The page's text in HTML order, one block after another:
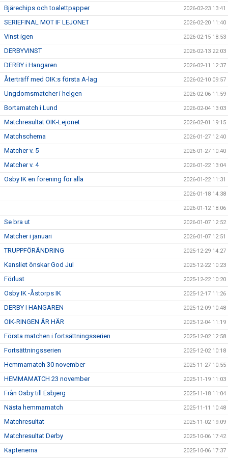
Bjärechips och toalettpapper 2026-02-23 13:41
SERIEFINAL MOT IF LEJONET 2026-02-20 11:40
Vinst igen 2026-02-15 18:53
DERBYVINST 2026-02-13 22:03
DERBY i Hangaren 2026-02-11 12:37
Återträff med OIK:s första A-lag 2026-02-10 09:57
Ungdomsmatcher i helgen 2026-02-06 11:59
Bortamatch i Lund 2026-02-04 13:03
Matchresultat OIK-Lejonet 2026-02-01 19:15
Matchschema 2026-01-27 12:40
Matcher v. 5 2026-01-27 10:40
Matcher v. 4 2026-01-22 13:04
Osby IK en förening för alla 2026-01-22 11:31
2026-01-18 14:38
2026-01-12 18:06
Se bra ut 2026-01-07 12:52
Matcher i januari 2026-01-07 12:51
TRUPPFÖRÄNDRING 2025-12-29 14:27
Kansliet önskar God Jul 2025-12-22 10:23
Förlust 2025-12-22 10:20
Osby IK -Åstorps IK 2025-12-17 11:26
DERBY I HANGAREN 2025-12-09 10:48
OIK-RINGEN ÄR HÄR 2025-12-04 11:19
Första matchen i fortsättningsserien 2025-12-02 12:58
Fortsättningsserien 2025-12-02 10:18
Hemmamatch 30 november 2025-11-27 10:55
HEMMAMATCH 23 november 2025-11-19 11:03
Från Osby till Esbjerg 2025-11-18 11:04
Nästa hemmamatch 2025-11-11 10:48
Matchresultat 2025-11-02 19:09
Matchresultat Derby 2025-10-06 17:42
Kaptenerna 2025-10-06 17:37